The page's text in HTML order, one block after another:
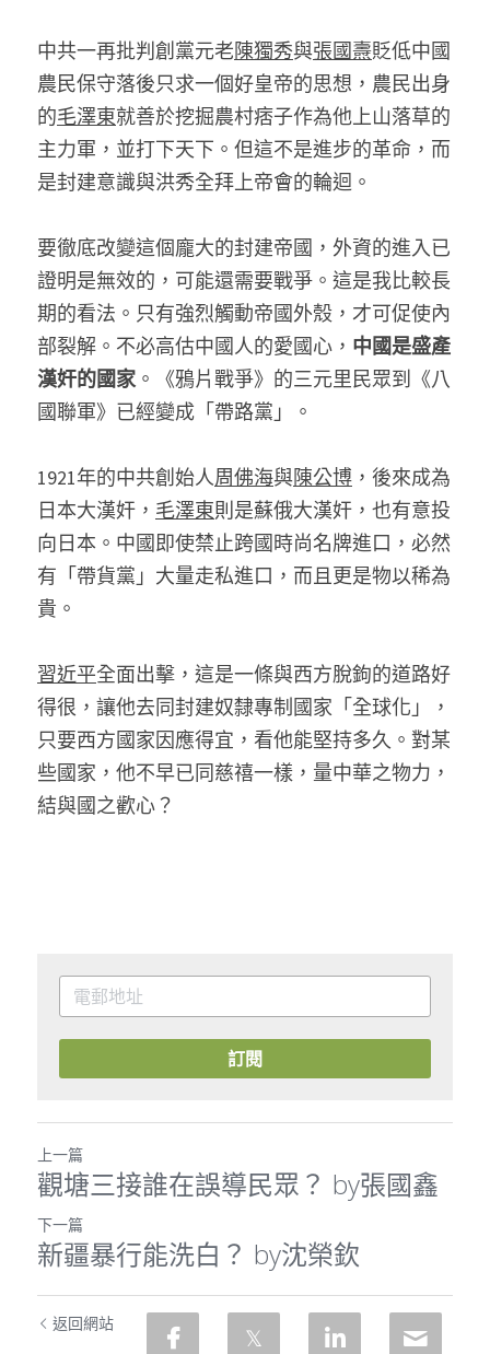
中共一再批判創黨元老陳獨秀與張國燾貶低中國
農民保守落後只求一個好皇帝的思想，農民出身
的毛澤東就善於挖掘農村痞子作為他上山落草的
主力軍，並打下天下。但這不是進步的革命，而
是封建意識與洪秀全拜上帝會的輪迴。
要徹底改變這個龐大的封建帝國，外資的進入已
證明是無效的，可能還需要戰爭。這是我比較長
期的看法。只有強烈觸動帝國外殼，才可促使內
部裂解。不必高估中國人的愛國心， 中國是盛產
漢奸的國家。《鴉片戰爭》的三元里民眾到《八
國聯軍》已經變成「帶路黨」。
1921年的中共創始人周佛海與陳公博 ，後來成為
日本大漢奸， 毛澤東則是蘇俄大漢奸，也有意投
向日本。中國即使禁止跨國時尚名牌進口，必然
有「帶貨黨」大量走私進口，而且更是物以稀為
貴。
習近平全面出擊，這是一條與西方脫鉤的道路好
得很，讓他去同封建奴隸專制國家「全球化」，
只要西方國家因應得宜，看他能堅持多久。對某
些國家，他不早已同慈禧一樣，量中華之物力，
結與國之歡心？
訂閱
上一篇
觀塘三接誰在誤導民眾？ by張國鑫
下一篇
新疆暴行能洗白？ by沈榮欽
返回網站